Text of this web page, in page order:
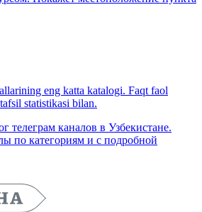
eng katta katalogi. Faqt faol
statistikasi bilan.
телеграм каналов в Узбекистане.
по категориям и с подробной